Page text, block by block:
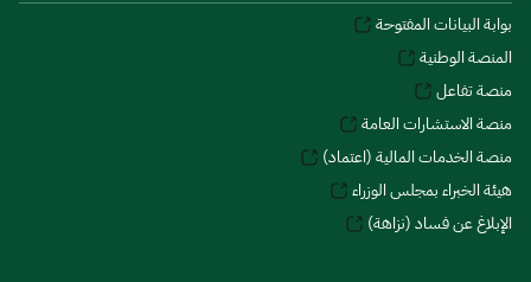
بوابة البيانات المفتوحة
المنصة الوطنية
منصة تفاعل
منصة الاستشارات العامة
منصة الخدمات المالية (اعتماد)
هيئة الخبراء بمجلس الوزراء
الإبلاغ عن فساد (نزاهة)